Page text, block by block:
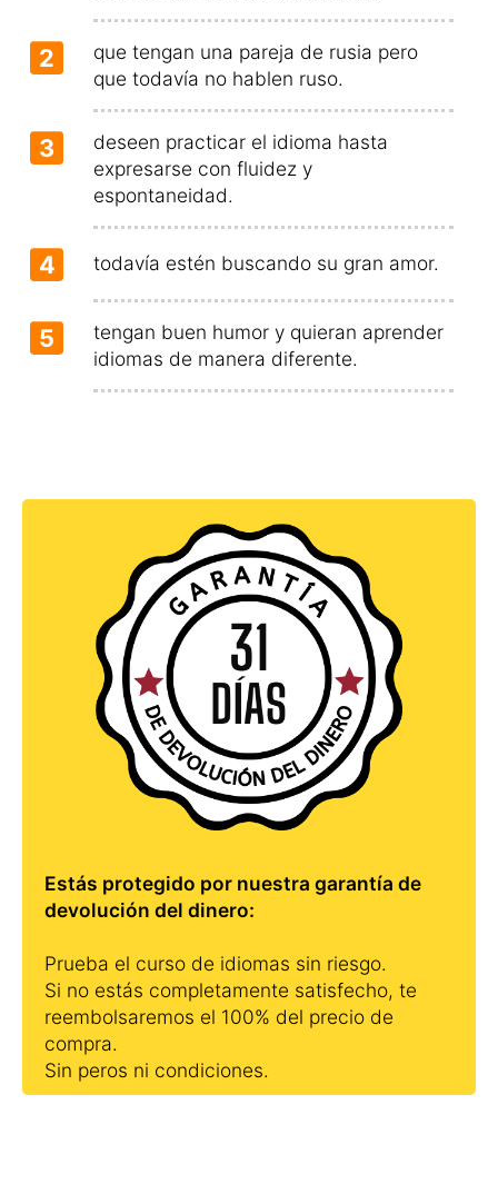
2
que tengan una pareja de rusia pero
que todavía no hablen ruso.
3
deseen practicar el idioma hasta
expresarse con fluidez y
espontaneidad.
4 todavía estén buscando su gran amor.
5
tengan buen humor y quieran aprender
idiomas de manera diferente.
Estás protegido por nuestra garantía de
devolución del dinero:
Prueba el curso de idiomas sin riesgo.
Si no estás completamente satisfecho, te
reembolsaremos el 100% del precio de
compra.
Sin peros ni condiciones.